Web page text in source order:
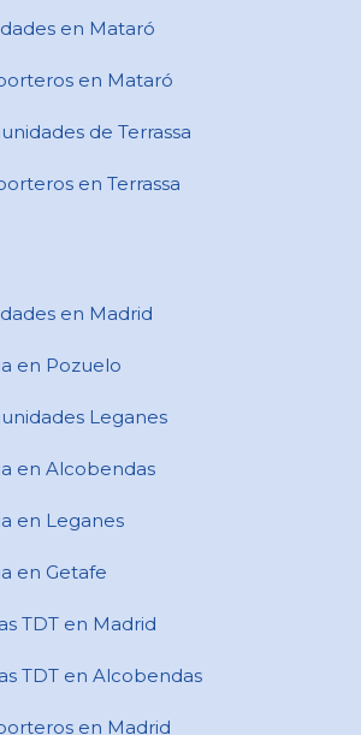
en Mataró
en Mataró
de Terrassa
en Terrassa
en Madrid
en Pozuelo
Leganes
en Alcobendas
en Leganes
en Getafe
TDT en Madrid
TDT en Alcobendas
en Madrid